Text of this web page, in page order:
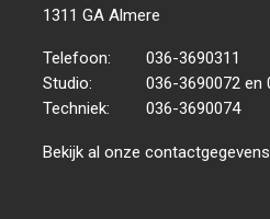
1311 GA Almere
Telefoon:
036-3690311
Studio:
036-3690072 en
Techniek:
036-3690074
Bekijk al onzecontactgegevens